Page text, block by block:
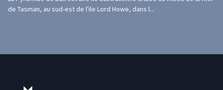
de Tasman, au sud-est de l'ile Lord Howe, dans l...